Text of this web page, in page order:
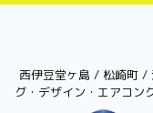
西伊豆堂ヶ島 / 松崎町 /
グ・デザイン・エアコン